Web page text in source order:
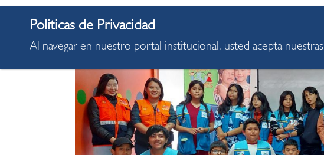
Al navegar en nuestro portal institucional, usted acepta nuestras